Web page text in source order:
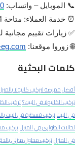
📞 الموبايل – واتساب:
⏰ خدمة العملاء: متاحة 24 ساعة يوميًا
✅ زيارات تقييم مجانية
🌐 زوروا موقعنا:
كلمات البحثية
أفضل ممرضة لتركيب كانيولا
تركيب الكانيولا في البيت؟تركيب
في البيتتركيب قسطرة في البيت
لحالات الطوارئ في المنزلتركيب
في المنزلتركيب محلول منزلي